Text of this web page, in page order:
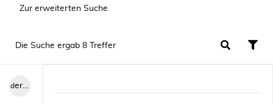
Zur erweiterten Suche
Die Suche ergab 8 Treffer
derele